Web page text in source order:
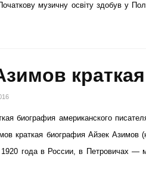
музичну освіту здобув у
биография американского
краткая биография Айзек
года в России, в Петровичах —